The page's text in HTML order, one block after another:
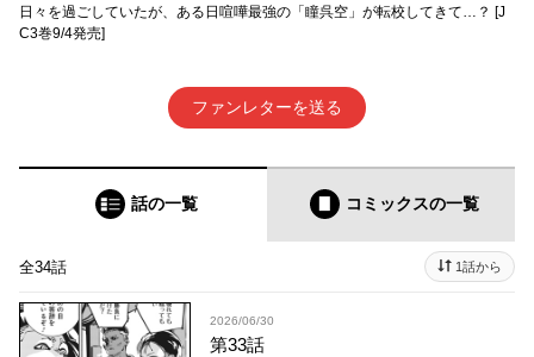
日々を過ごしていたが、ある日喧嘩最強の「瞳呉空」が転校してきて…？ [J
C3巻9/4発売]
ファンレターを送る
話の一覧 コミックスの一覧
全34話 1話から
2026/06/30
第33話